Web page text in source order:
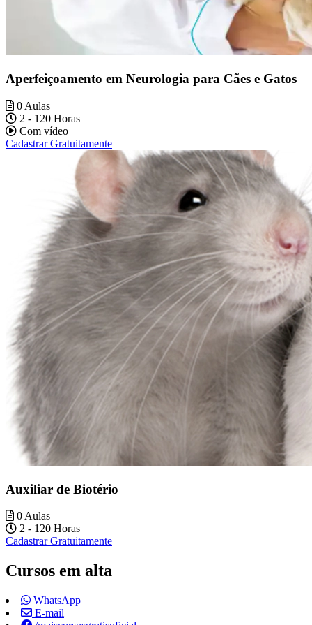
Aperfeiçoamento em Neurologia para Cães e Gatos
0 Aulas
2 - 120 Horas
Com vídeo
Cadastrar Gratuitamente
Auxiliar de Biotério
0 Aulas
2 - 120 Horas
Cadastrar Gratuitamente
Cursos em alta
WhatsApp
E-mail